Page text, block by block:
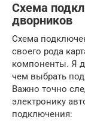
Схема
дворников
Схема
своего рода
компоненты. Я
чем выбрать
Важно точно
электронику
подключения: